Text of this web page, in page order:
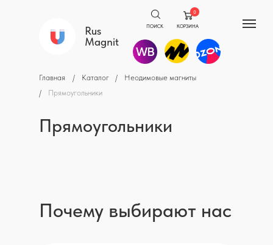
Rus
Magnit
КОРЗИНА
0
ПОИСК
Прямоугольники
Главная Каталог
/ Неодимовые магниты
/
Прямоугольники
/
Почему выбирают нас